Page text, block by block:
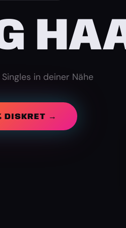
in deiner Nähe
DISKRET →